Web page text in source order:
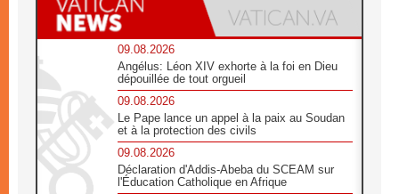
09.08.2026
Angélus: Léon XIV exhorte à la foi en Dieu
dépouillée de tout orgueil
09.08.2026
Le Pape lance un appel à la paix au Soudan
et à la protection des civils
09.08.2026
Déclaration d'Addis-Abeba du SCEAM sur
l'Éducation Catholique en Afrique